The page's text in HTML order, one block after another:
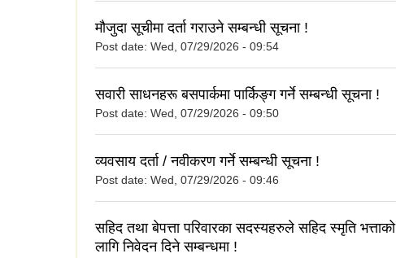
मौजुदा सूचीमा दर्ता गराउने सम्बन्धी सूचना !
Post date: Wed, 07/29/2026 - 09:54
सवारी साधनहरू बसपार्कमा पार्किङ्ग गर्ने सम्बन्धी सूचना !
Post date: Wed, 07/29/2026 - 09:50
व्यवसाय दर्ता / नवीकरण गर्ने सम्बन्धी सूचना !
Post date: Wed, 07/29/2026 - 09:46
सहिद तथा बेपत्ता परिवारका सदस्यहरुले सहिद स्मृति भत्ताको
लागि निवेदन दिने सम्बन्धमा !